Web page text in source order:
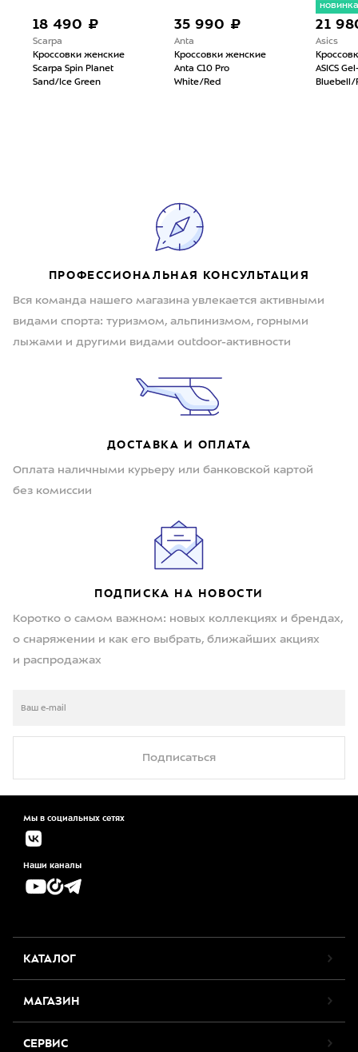
18 490 ₽
Scarpa
Кроссовки женские
Scarpa Spin Planet
Sand/Ice Green
35 990 ₽
Anta
Кроссовки женские
Anta C10 Pro
White/Red
новинка
21
Asics
ASICS
Bluebell/
ПРОФЕССИОНАЛЬНАЯ КОНСУЛЬТАЦИЯ
Вся команда нашего магазина увлекается активными
видами спорта: туризмом, альпинизмом, горными
лыжами и другими видами outdoor-активности
ДОСТАВКА И ОПЛАТА
Оплата наличными курьеру или банковской картой
без комиссии
ПОДПИСКА НА НОВОСТИ
Коротко о самом важном: новых коллекциях и брендах,
о снаряжении и как его выбрать, ближайших акциях
и распродажах
Подписаться
Мы в социальных сетях
Наши каналы
КАТАЛОГ
МАГАЗИН
СЕРВИС